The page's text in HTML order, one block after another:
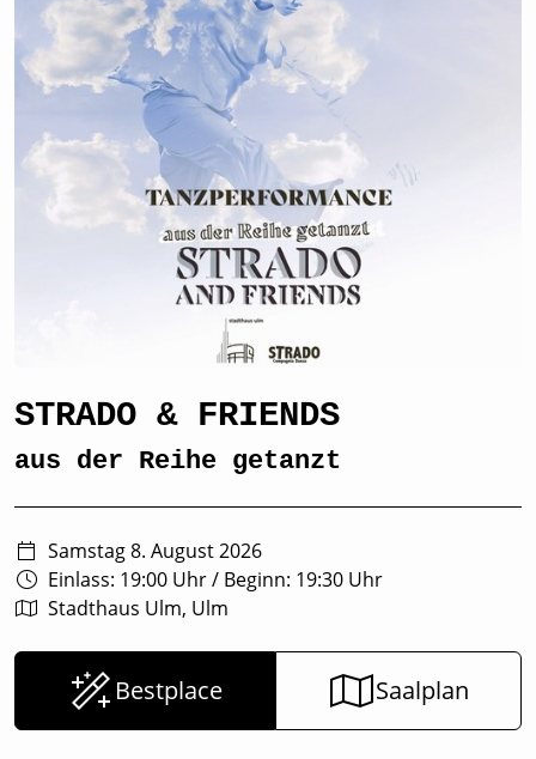
STRADO & FRIENDS
aus der Reihe getanzt
Samstag 8. August 2026
Einlass: 19:00 Uhr/ Beginn: 19:30 Uhr
Stadthaus Ulm, Ulm
Bestplace Saalplan